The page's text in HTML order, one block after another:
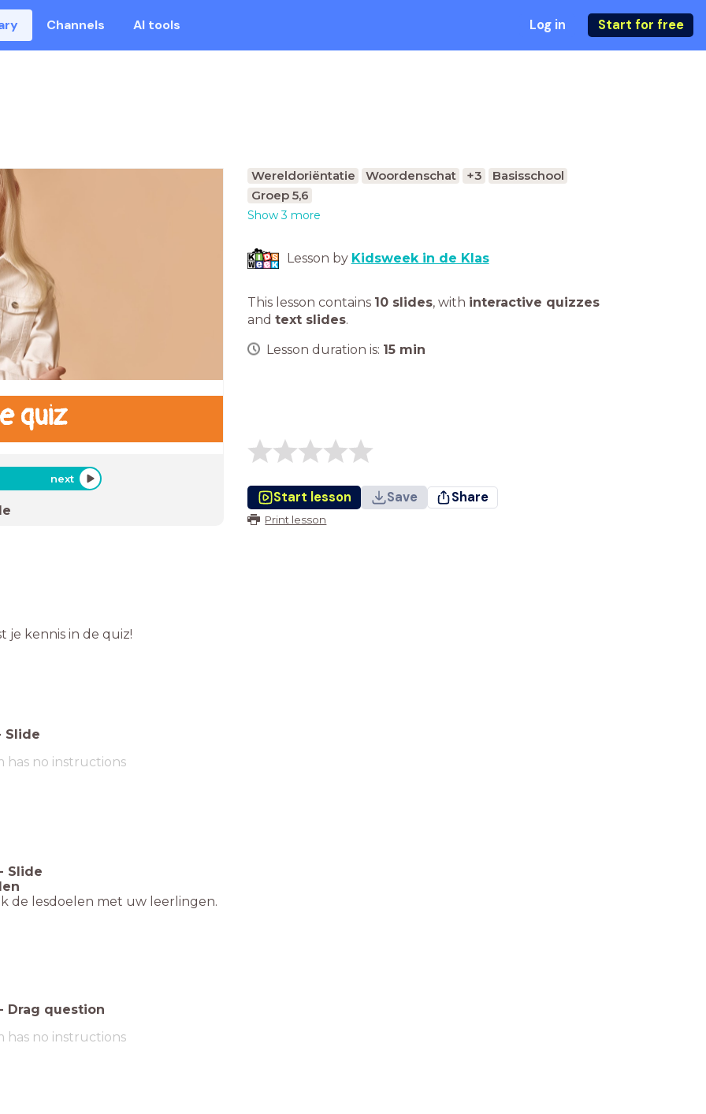
Channels AI tools Log in Start for free
quiz
next
Wereldoriëntatie Woordenschat +3
Basisschool
Groep 5,6
Show 3 more
Lesson by Kidsweek in de Klas
This lesson contains 10 slides, with interactive quizzes
and text slides.
Lesson duration is: 15 min
Start lesson Save Share
Print lesson
je kennis in de quiz!
Slide
has no instructions
- Slide
de lesdoelen met uw leerlingen.
- Drag question
has no instructions